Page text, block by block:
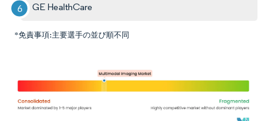
GE HealthCare
*免責事項:主要選手の並び順不同